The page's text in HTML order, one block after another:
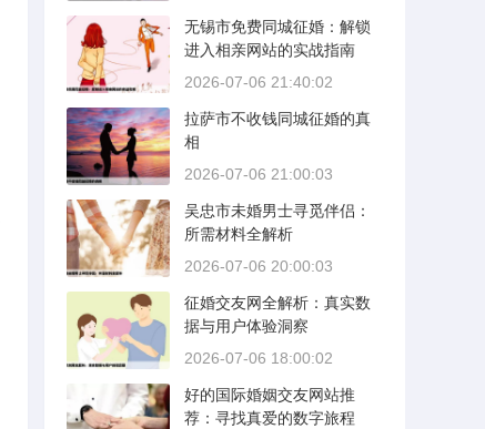
无锡市免费同城征婚：解锁
进入相亲网站的实战指南
2026-07-06 21:40:02
拉萨市不收钱同城征婚的真
相
2026-07-06 21:00:03
吴忠市未婚男士寻觅伴侣：
所需材料全解析
2026-07-06 20:00:03
征婚交友网全解析：真实数
据与用户体验洞察
2026-07-06 18:00:02
好的国际婚姻交友网站推
荐：寻找真爱的数字旅程